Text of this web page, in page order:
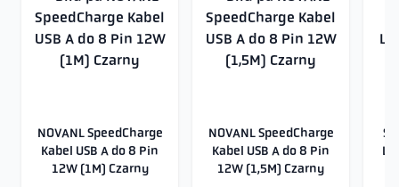
NOVANL SpeedCharge
Kabel USB A do 8 Pin
12W (1M) Czarny
NOVANL SpeedCharge
Kabel USB A do 8 Pin
12W (1,5M) Czarny